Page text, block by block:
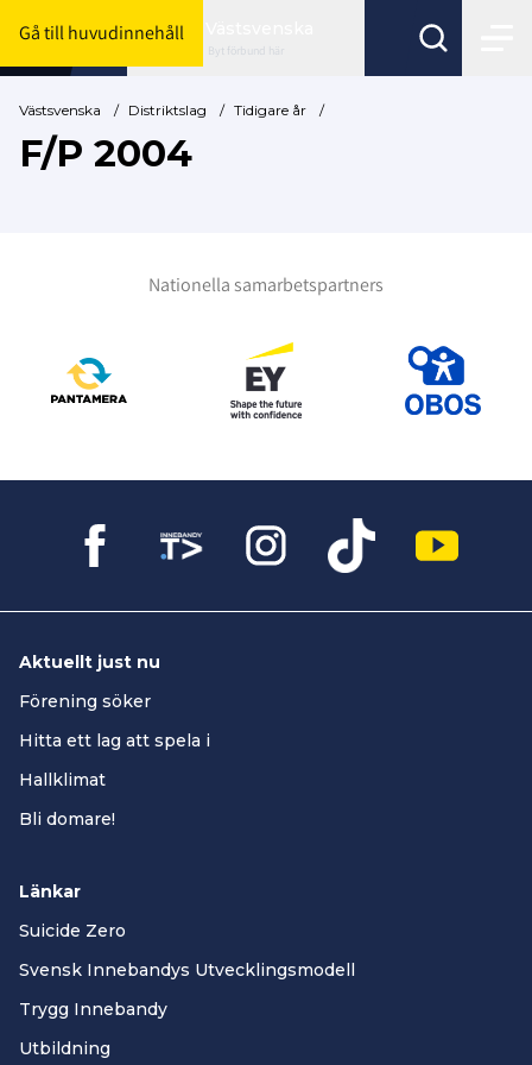
Gå till huvudinnehåll
Byt förbund här
Västsvenska / Distriktslag / Tidigare år /
F/P 2004
Nationella samarbetspartners
Aktuellt just nu
Förening söker
Hitta ett lag att spela i
Hallklimat
Bli domare!
Länkar
Suicide Zero
Svensk Innebandys Utvecklingsmodell
Trygg Innebandy
Utbildning